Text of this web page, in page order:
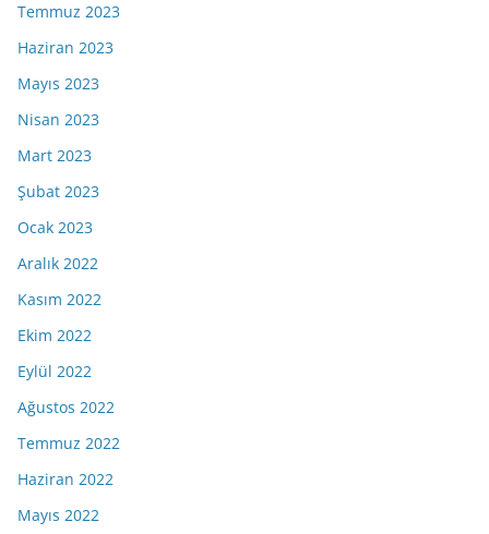
Temmuz 2023
Haziran 2023
Mayıs 2023
Nisan 2023
Mart 2023
Şubat 2023
Ocak 2023
Aralık 2022
Kasım 2022
Ekim 2022
Eylül 2022
Ağustos 2022
Temmuz 2022
Haziran 2022
Mayıs 2022